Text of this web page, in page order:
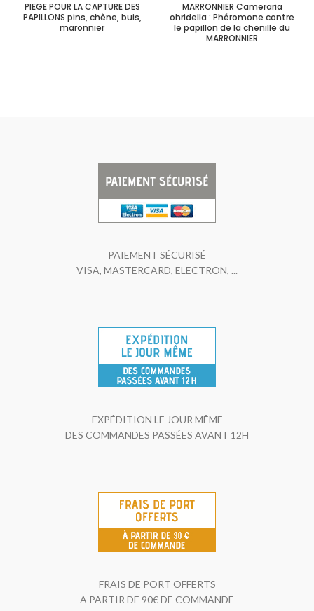
PIEGE POUR LA CAPTURE DES
PAPILLONS pins, chêne, buis,
maronnier
MARRONNIER Cameraria
ohridella : Phéromone contre
le papillon de la chenille du
MARRONNIER
PAIEMENT SÉCURISÉ
VISA, MASTERCARD, ELECTRON, ...
EXPÉDITION LE JOUR MÊME
DES COMMANDES PASSÉES AVANT 12H
FRAIS DE PORT OFFERTS
A PARTIR DE 90€ DE COMMANDE